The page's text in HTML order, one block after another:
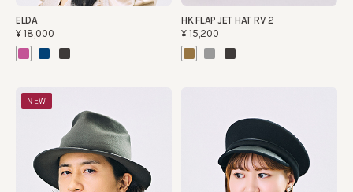
ELDA
¥18,000
HK FLAP JET HAT RV 2
¥15,200
NEW